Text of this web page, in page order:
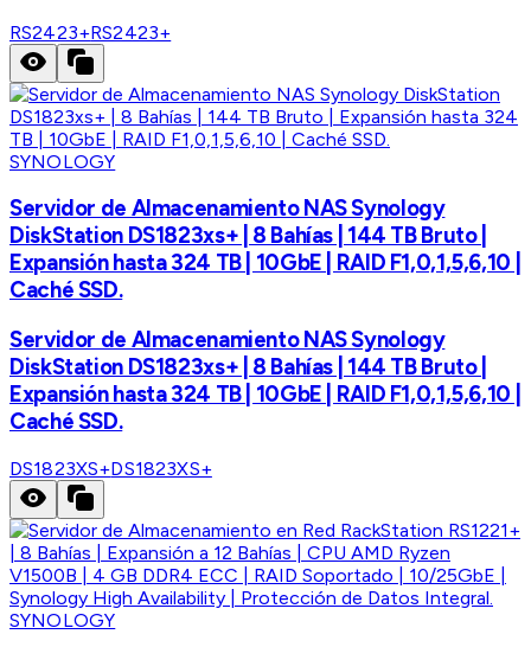
RS2423+RS2423+
SYNOLOGY
Servidor de Almacenamiento NAS Synology
DiskStation DS1823xs+ | 8 Bahías | 144 TB Bruto |
Expansión hasta 324 TB | 10GbE | RAID F1,0,1,5,6,10 |
Caché SSD.
Servidor de Almacenamiento NAS Synology
DiskStation DS1823xs+ | 8 Bahías | 144 TB Bruto |
Expansión hasta 324 TB | 10GbE | RAID F1,0,1,5,6,10 |
Caché SSD.
DS1823XS+DS1823XS+
SYNOLOGY